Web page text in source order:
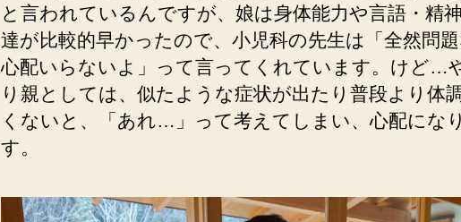
と言われているんですが、娘は身体能力や言語・精
達が比較的早かったので、小児科の先生は「全然問
心配いらないよ」って言ってくれています。けど…
り親としては、似たような症状が出たり普段より体
くないと、「あれ…」って考えてしまい、心配にな
す。